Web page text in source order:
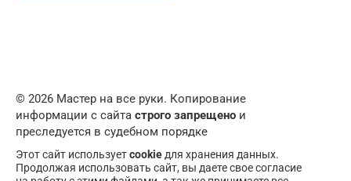
© 2026 Мастер на все руки. Копирование
информации с сайта строго запрещено и
преследуется в судебном порядке
Этот сайт используетcookie для хранения данных.
Продолжая использовать сайт, вы даете свое согласие